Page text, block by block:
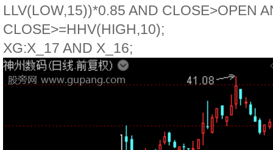
LLV(LOW,15))*0.85 AND CLOSE>OPEN
CLOSE>=HHV(HIGH,10);
XG:X_17 AND X_16;